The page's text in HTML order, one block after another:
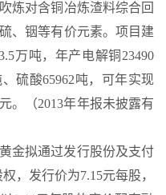
炼对含铜冶炼渣料综合回
、铟等有价元素。项目建
万吨，年产电解铜23490
硫酸65962吨，可年实现
。（2013年年报未披露有
金拟通过发行股份及支付
，发行价为7.15元每股，